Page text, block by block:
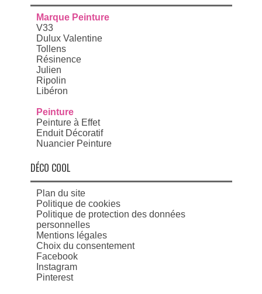
Marque Peinture
V33
Dulux Valentine
Tollens
Résinence
Julien
Ripolin
Libéron
Peinture
Peinture à Effet
Enduit Décoratif
Nuancier Peinture
DÉCO COOL
Plan du site
Politique de cookies
Politique de protection des données
personnelles
Mentions légales
Choix du consentement
Facebook
Instagram
Pinterest